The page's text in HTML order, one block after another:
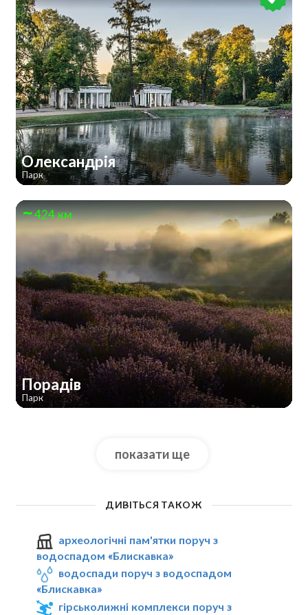
Олександрія
Парк
424 км
Порадів
Парк
показати ще
ДИВІТЬСЯ ТАКОЖ
археологічні пам'ятки поруч з
водоспадом «Блискавка»
водоспади поруч з водоспадом
«Блискавка»
гірськолижні комплекси поруч з